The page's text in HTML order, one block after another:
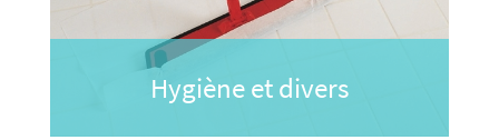
Hygiène et divers